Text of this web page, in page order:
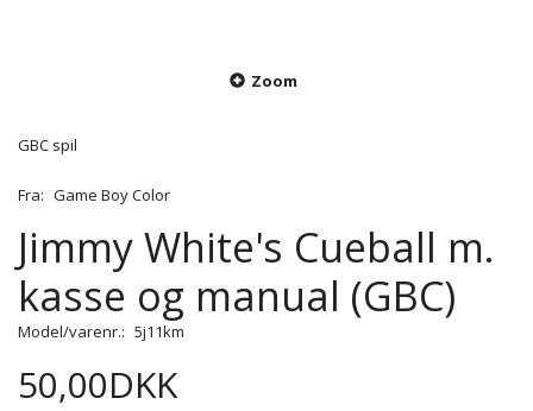
Zoom
GBC spil
Fra: Game Boy Color
Jimmy White's Cueball m.
kasse og manual (GBC)
Model/varenr.: 5j11km
50,00DKK